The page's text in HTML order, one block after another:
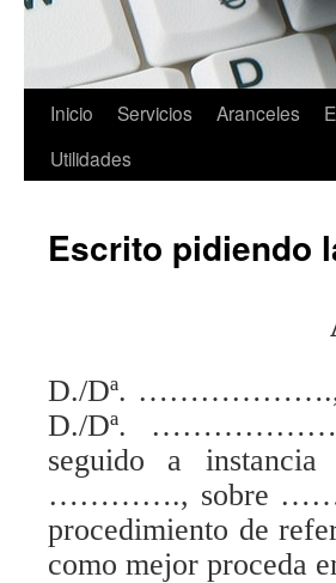
Saltar
Inicio Servicios Aranceles
Utilidades
Escrito pidiendo
D./Dª. ……………….,
D./Dª. ……………….,
seguido a
…………., sobre
procedimiento de
como mejor proceda